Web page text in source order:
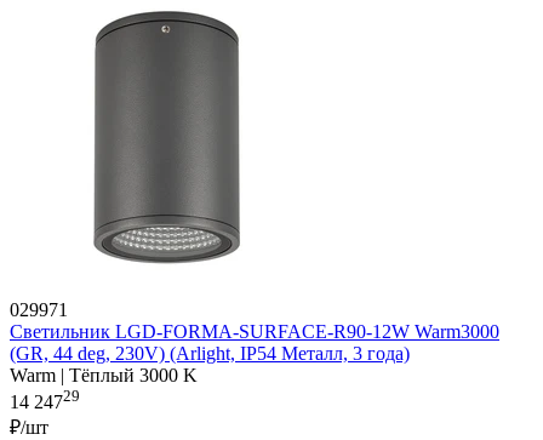
029971
Светильник LGD-FORMA-SURFACE-R90-12W Warm3000
(GR, 44 deg, 230V) (Arlight, IP54 Металл, 3 года)
Warm | Тёплый 3000 K
14 24729
₽/шт